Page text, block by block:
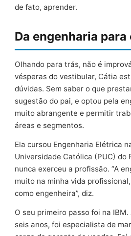
de fato, aprender.
Da engenharia
Olhando para trás, não é
vésperas do vestibular, Cátia
dúvidas. Sem saber o que
sugestão do pai, e optou pela
muito abrangente e permitir
áreas e segmentos.
Ela cursou Engenharia Elétrica
Universidade Católica (PUC) do
nunca exerceu a profissão. “A
muito na minha vida
como engenheira”, diz.
O seu primeiro passo foi na
seis anos, foi especialista de